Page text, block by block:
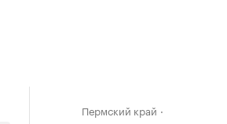
Пермский край